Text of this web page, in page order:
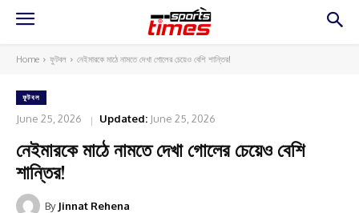
Home ফুটবল নেইমারকে মাঠে নামতে দেখা গোলের চেয়েও বেশি শান্তির!
ফুটবল
June 25, 2026 Updated: June 25, 2026
নেইমারকে মাঠে নামতে দেখা গোলের চেয়েও বেশি
শান্তির!
By Jinnat Rehena